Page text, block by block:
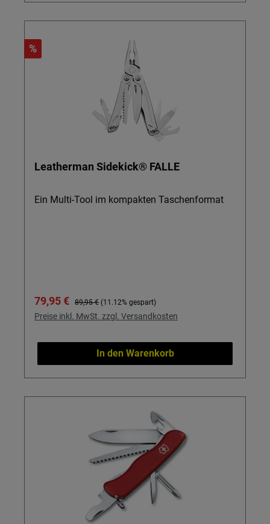
%
Leatherman Sidekick® FALLE
Ein Multi-Tool im kompakten Taschenformat
Verkaufspreis:
79,95 € Regulärer Preis:
89,95 € (11.12% gespart)
Preise inkl. MwSt. zzgl. Versandkosten
In den Warenkorb